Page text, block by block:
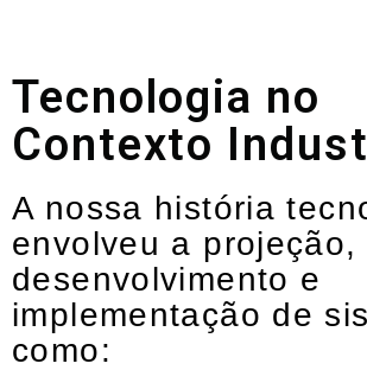
Tecnologia no
Contexto
A nossa história
envolveu a projeção,
desenvolvimento e
implementação de
como: